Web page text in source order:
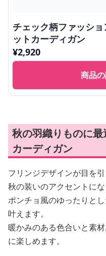
チェック柄ファッシ
ットカーディガン
¥2,920
商品
秋の羽織りものに
カーディガン
フリンジデザインが目を
秋の装いのアクセントにな
ポンチョ風のゆったりと
叶えます。
暖かみのある色合いと素
に楽しめます。